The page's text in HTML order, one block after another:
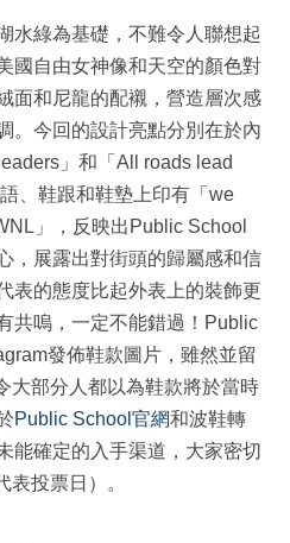
水綠為基礎，不難令人聯想起
國自由女神像和天空的顏色對
面和尼龍的配襯，營造層次感
。今回的設計亮點分別在於內
」和「All roads lead
、鞋跟和鞋墊上印有「we
」，反映出Public School
，展露出對街頭的歸屬感和信
表的態度比起外表上的裝飾更
共嗚，一定不能錯過！Public
發佈鞋款圖片，雖然並留
大部分人都以為鞋款將於當時
Public School官網和波鞋轉
能確定的入手渠道，大家密切
表投票日）。